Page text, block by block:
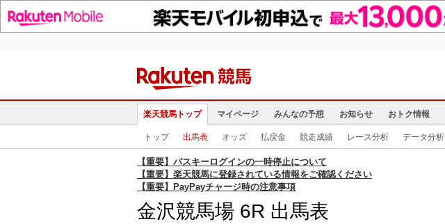
楽天競馬トップ マイページ みんなの予想 お知らせ おトク情報
トップ 出馬表 オッズ 払戻金 競走成績 レース分析 データ分析
【重要】パスキーログインの一時停止について
【重要】楽天競馬に登録されている情報をご確認ください
【重要】PayPayチャージ時の注意事項
金沢競馬場 6R 出馬表